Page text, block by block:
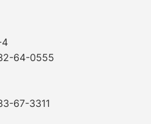
4
64-0555
67-3311